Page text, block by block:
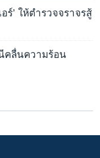
’ ให้ตำรวจจราจรสู้
คลื่นความร้อน